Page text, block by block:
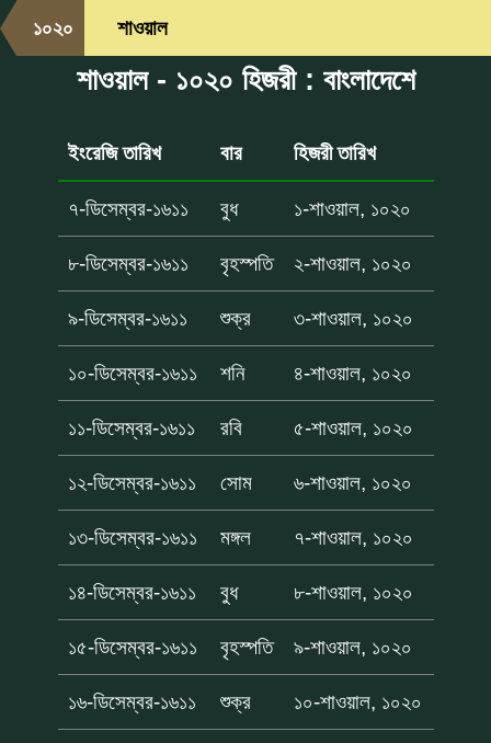
১০২০ শাওয়াল
শাওয়াল - ১০২০ হিজরী : বাংলাদেশে
ইংরেজি তারিখ বার হিজরী তারিখ
৭-ডিসেম্বর-১৬১১ বুধ ১-শাওয়াল, ১০২০
৮-ডিসেম্বর-১৬১১ বৃহস্পতি ২-শাওয়াল, ১০২০
৯-ডিসেম্বর-১৬১১ শুক্র ৩-শাওয়াল, ১০২০
১০-ডিসেম্বর-১৬১১ শনি ৪-শাওয়াল, ১০২০
১১-ডিসেম্বর-১৬১১ রবি ৫-শাওয়াল, ১০২০
১২-ডিসেম্বর-১৬১১ সোম ৬-শাওয়াল, ১০২০
১৩-ডিসেম্বর-১৬১১ মঙ্গল ৭-শাওয়াল, ১০২০
১৪-ডিসেম্বর-১৬১১ বুধ ৮-শাওয়াল, ১০২০
১৫-ডিসেম্বর-১৬১১ বৃহস্পতি ৯-শাওয়াল, ১০২০
১৬-ডিসেম্বর-১৬১১ শুক্র ১০-শাওয়াল, ১০২০